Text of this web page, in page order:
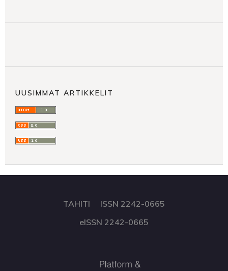
UUSIMMAT ARTIKKELIT
TAHITI ISSN 2242-0665
eISSN 2242-0665